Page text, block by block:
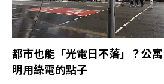
都市也能「光電日不落」？公
明用綠電的點子